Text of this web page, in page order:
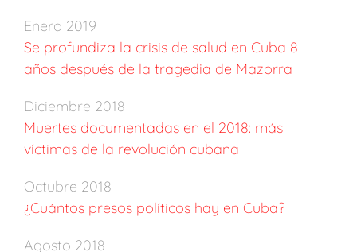
Enero 2019
Se profundiza la crisis de salud en Cuba 8
años después de la tragedia de Mazorra
Diciembre 2018
Muertes documentadas en el 2018: más
víctimas de la revolución cubana
Octubre 2018
¿Cuántos presos políticos hay en Cuba?
Agosto 2018